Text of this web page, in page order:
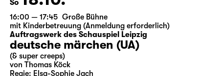
So 18.10.
16:00 — 17:45 Große Bühne
mit Kinderbetreuung (Anmeldung erforderlich)
Auftragswerk des Schauspiel Leipzig